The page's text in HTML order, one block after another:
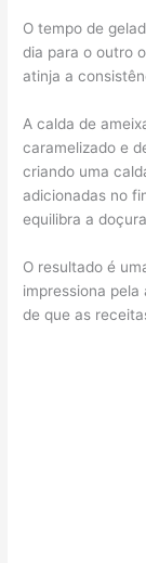
O tempo de
dia para o outro
atinja a
A calda de
caramelizado e
criando uma
adicionadas no
equilibra a
O resultado é
impressiona
de que as